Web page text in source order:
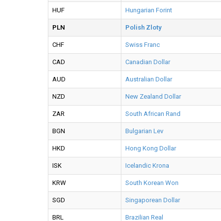
HUF Hungarian Forint
PLN Polish Zloty
CHF Swiss Franc
CAD Canadian Dollar
AUD Australian Dollar
NZD New Zealand Dollar
ZAR South African Rand
BGN Bulgarian Lev
HKD Hong Kong Dollar
ISK Icelandic Krona
KRW South Korean Won
SGD Singaporean Dollar
BRL Brazilian Real